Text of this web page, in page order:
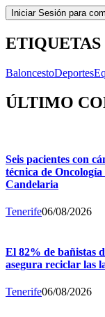
Iniciar Sesión para
ETIQUETAS
BaloncestoDeportes
ÚLTIMO
Seis pacientes con
técnica de
Candelaria
Tenerife06/08/2026
El 82% de bañistas
asegura reciclar las
Tenerife06/08/2026